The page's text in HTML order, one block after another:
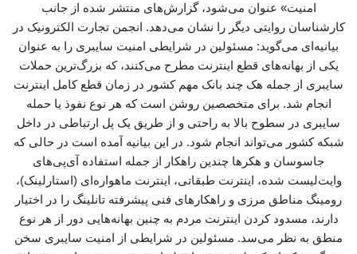
امنیت» عنوان می‌شود، گزارش‌های منتشر شده از جانب
کارشناسان روایتی دیگر را نشان می‌دهد. انجمن تجارت الکترونیک در
بیانیه‌ای می‌گوید: مسئولین در شرایطی امنیت سایبری را به عنوان
یکی از بهانه‌های قطع اینترنت مطرح می‌کنند، که بزرگ‌ترین حملات
سایبری از جمله هک چند بانک مهم کشور در زمان قطع کامل اینترنت
انجام شد. برای متخصصین روشن است که هر نوع نفوذ یا حمله‌
سایبری در سطوح بالا به راحتی و از طریق یک پل ارتباطی در داخل
شبکه کشور می‌تواند انجام شود. در این بیانیه‌ آمده است در حالی که
جاسوسان و هکرها چندین راهکار از جمله استفاده آی‌پی‌های
وایت‌لیست شده، اینترنت طبقاتی، اینترنت ماهواره‌ای (استارلینک)،
رومینگ مناطق مرزی و راهکارهای فنی پیشرفته تانلینگ را در اختیار
دارند، مسدود کردن اینترنت مردم به چنین بهانه‌هایی دور از هر نوع
منطق به نظر می‌سد. مسئولین در شرایطی از امنیت سایبری سخن